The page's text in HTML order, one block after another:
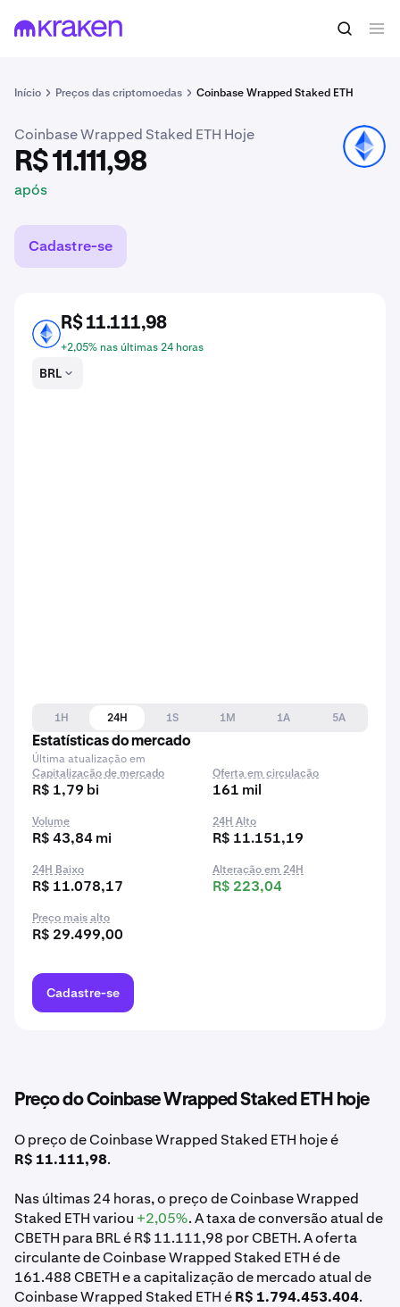
Início Preços das criptomoedas Coinbase Wrapped Staked ETH
R$ 11.111,98 Comprar CBETH
Coinbase Wrapped Staked ETH Hoje
R$ 11.111,98
após
CBETH
Cadastre-se
CBETH
R$ 11.111,98
+2,05% nas últimas 24 horas
BRL
1H 24H 1S 1M 1A
5A
Estatísticas do mercado
Última atualização em
Capitalização de mercado
R$ 1,79 bi
Oferta em circulação
161 mil
Volume
R$ 43,84 mi
24H Alto
R$ 11.151,19
24H Baixo
R$ 11.078,17
Alteração em 24H
R$ 223,04
Preço mais alto
R$ 29.499,00
Cadastre-se
Preço do Coinbase Wrapped Staked ETH hoje
O preço de Coinbase Wrapped Staked ETH hoje é
R$ 11.111,98.
Nas últimas 24 horas, o preço de Coinbase Wrapped
Staked ETH variou +2,05%. A taxa de conversão atual de
CBETH para BRL é R$ 11.111,98 por CBETH. A oferta
circulante de Coinbase Wrapped Staked ETH é de
161.488 CBETH e a capitalização de mercado atual de
Coinbase Wrapped Staked ETH éR$ 1.794.453.404.